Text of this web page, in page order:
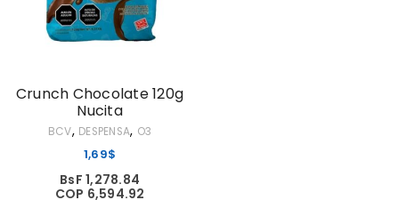
BCV, DESPENSA, O3
Crunch Chocolate 120g
Nucita
1,69$
BsF 1,278.84
COP 6,594.92